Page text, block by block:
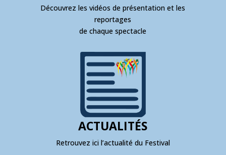
Découvrez les vidéos de présentation et les
reportages
de chaque spectacle
ACTUALITÉS
Retrouvez ici l’actualité du Festival